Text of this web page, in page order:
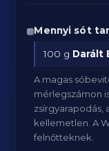
Mennyi sót
100 g Darált
A magas
mérlegszámon
zsírgyarapodás,
kellemetlen. A
felnőtteknek.